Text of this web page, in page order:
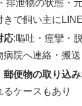
排泄物の状態・
きで飼い主に
応:嘔吐・痙攣・
病院へ連絡・搬送
郵便物の取り込み
ケースもあり